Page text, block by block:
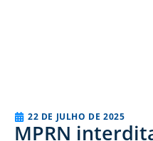
22 DE JULHO DE 2025
MPRN